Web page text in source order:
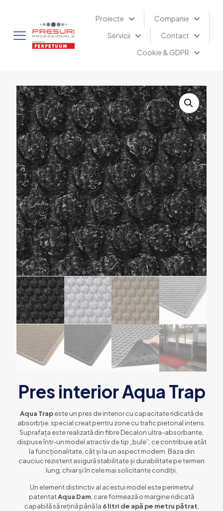
Proiecte
Companie
Servicii
Contact
Cookie & GDPR
Pres interior Aqua Trap
Aqua Trapeste un pres de interior cu capacitate ridicată de
absorbție, special creat pentru zone cu trafic pietonal intens.
Suprafața este realizată din fibre Decalon ultra-absorbante,
dispuse într-un model atractiv de tip „bule”, ce contribuie atât
la funcționalitate, cât și la un aspect modern. Baza din
cauciuc rezistent asigură stabilitate și durabilitate pe termen
lung, chiar și în cele mai solicitante condiții.
Un element distinctiv al acestui model este perimetrul
patentatAqua Dam, care formează o margine ridicată
capabilă să rețină până la 6 litri de apă pe metru pătrat,